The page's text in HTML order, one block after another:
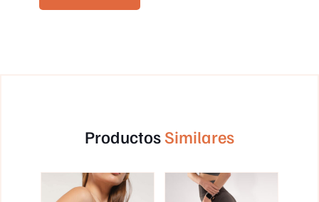
ProductosSimilares